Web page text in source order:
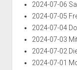
2024-07-06
2024-07-05
2024-07-04
2024-07-03
2024-07-02
2024-07-01